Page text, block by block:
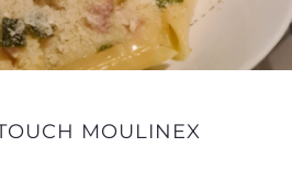
MOULINEX